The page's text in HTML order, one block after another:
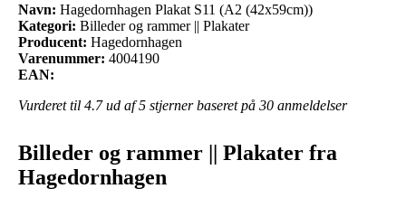
Navn: Hagedornhagen Plakat S11 (A2 (42x59cm))
Kategori: Billeder og rammer || Plakater
Producent: Hagedornhagen
Varenummer: 4004190
EAN:
Vurderet til 4.7ud af 5 stjerner baseret på 30 anmeldelser
Billeder og rammer || Plakater fra
Hagedornhagen